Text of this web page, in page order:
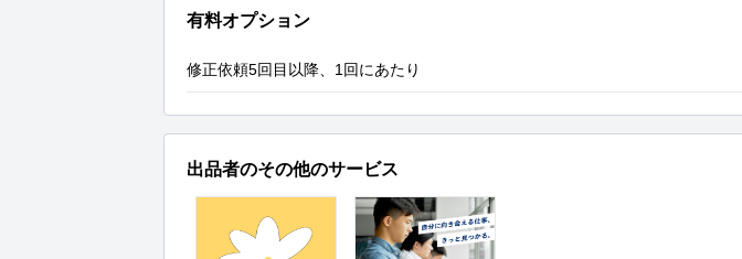
有料オプション
修正依頼5回目以降、1回にあたり
出品者のその他のサービス